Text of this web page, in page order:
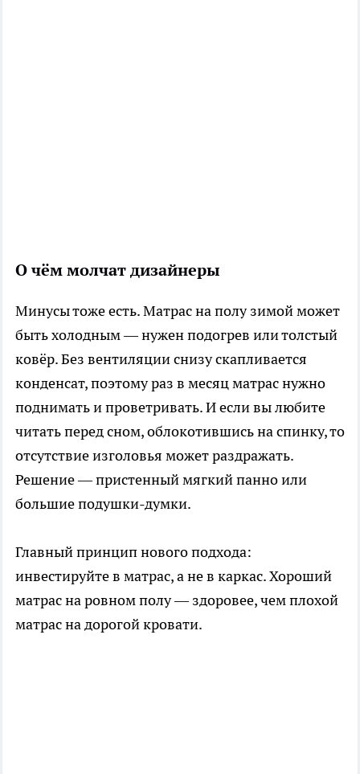
О чём молчат дизайнеры
Минусы тоже есть. Матрас на полу зимой может
быть холодным — нужен подогрев или толстый
ковёр. Без вентиляции снизу скапливается
конденсат, поэтому раз в месяц матрас нужно
поднимать и проветривать. И если вы любите
читать перед сном, облокотившись на спинку, то
отсутствие изголовья может раздражать.
Решение — пристенный мягкий панно или
большие подушки-думки.
Главный принцип нового подхода:
инвестируйте в матрас, а не в каркас. Хороший
матрас на ровном полу — здоровее, чем плохой
матрас на дорогой кровати.